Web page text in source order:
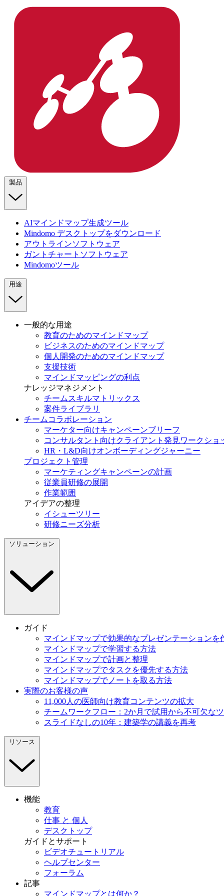
製品
AIマインドマップ生成ツール
Mindomo デスクトップをダウンロード
アウトラインソフトウェア
ガントチャートソフトウェア
Mindomoツール
用途
一般的な用途
教育のためのマインドマップ
ビジネスのためのマインドマップ
個人開発のためのマインドマップ
支援技術
マインドマッピングの利点
ナレッジマネジメント
チームスキルマトリックス
案件ライブラリ
チームコラボレーション
マーケター向けキャンペーンブリーフ
コンサルタント向けクライアント発見ワークショ
HR・L&D向けオンボーディングジャーニー
プロジェクト管理
マーケティングキャンペーンの計画
従業員研修の展開
作業範囲
アイデアの整理
イシューツリー
研修ニーズ分析
ソリューション
ガイド
マインドマップで効果的なプレゼンテーションを
マインドマップで学習する方法
マインドマップで計画と整理
マインドマップでタスクを優先する方法
マインドマップでノートを取る方法
実際のお客様の声
11,000人の医師向け教育コンテンツの拡大
チームワークフロー：2か月で試用から不可欠な
スライドなしの10年：建築学の講義を再考
リソース
機能
教育
仕事 と 個人
デスクトップ
ガイドとサポート
ビデオチュートリアル
ヘルプセンター
フォーラム
記事
マインドマップとは何か？